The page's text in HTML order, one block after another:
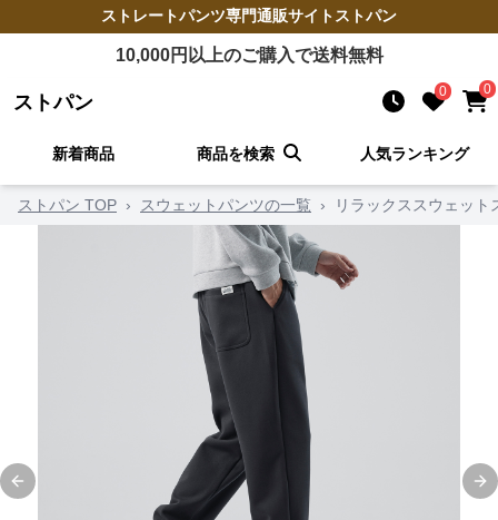
ストレートパンツ専門通販サイト ストパン
10,000円以上のご購入で送料無料
ストパン 0 0
新着商品 商品を検索 人気ランキング
ストパン TOP › スウェットパンツの一覧 › リラックススウェット
Previous slide